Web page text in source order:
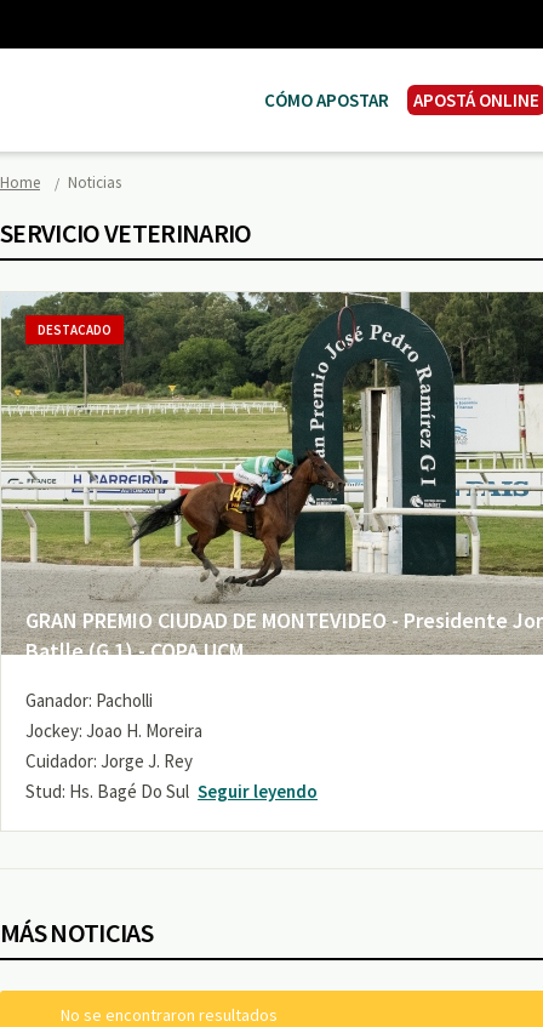
CÓMO APOSTAR APOSTÁ ONLINE
Home Noticias
SERVICIO VETERINARIO
GRAN PREMIO CIUDAD DE MONTEVIDEO - Presidente
Batlle (G 1) - COPA UCM
DESTACADO
Ganador: Pacholli
Jockey: Joao H. Moreira
Cuidador: Jorge J. Rey
Stud: Hs. Bagé Do Sul Seguir leyendo
MÁS NOTICIAS
No se encontraron resultados